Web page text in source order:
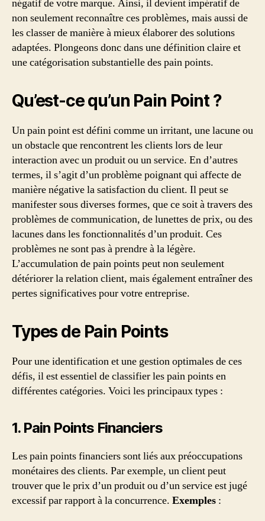
négatif de votre marque. Ainsi, il devient impératif de
non seulement reconnaître ces problèmes, mais aussi de
les classer de manière à mieux élaborer des solutions
adaptées. Plongeons donc dans une définition claire et
une catégorisation substantielle des pain points.
Qu’est-ce qu’un Pain Point ?
Un pain point est défini comme un irritant, une lacune ou
un obstacle que rencontrent les clients lors de leur
interaction avec un produit ou un service. En d’autres
termes, il s’agit d’un problème poignant qui affecte de
manière négative la satisfaction du client. Il peut se
manifester sous diverses formes, que ce soit à travers des
problèmes de communication, de lunettes de prix, ou des
lacunes dans les fonctionnalités d’un produit. Ces
problèmes ne sont pas à prendre à la légère.
L’accumulation de pain points peut non seulement
détériorer la relation client, mais également entraîner des
pertes significatives pour votre entreprise.
Types de Pain Points
Pour une identification et une gestion optimales de ces
défis, il est essentiel de classifier les pain points en
différentes catégories. Voici les principaux types :
1. Pain Points Financiers
Les pain points financiers sont liés aux préoccupations
monétaires des clients. Par exemple, un client peut
trouver que le prix d’un produit ou d’un service est jugé
excessif par rapport à la concurrence. Exemples :